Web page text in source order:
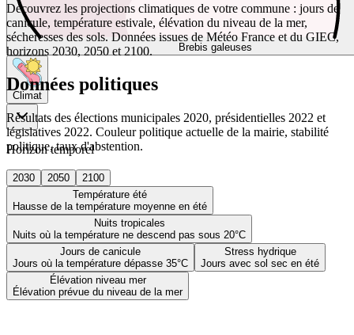
Brebis galeuses
Climat
Horizon temporel
2030 2050
2100
Température été
Hausse de la température moyenne en été
Nuits tropicales
Nuits où la température ne descend pas sous 20°C
Jours de canicule
Jours où la température dépasse 35°C
Stress hydrique
Jours avec sol sec en été
Élévation niveau mer
Élévation prévue du niveau de la mer
Découvrez les projections climatiques de votre commune : jours de
canicule, température estivale, élévation du niveau de la mer,
sécheresses des sols. Données issues de Météo France et du GIEC,
horizons 2030, 2050 et 2100.
Données politiques
Résultats des élections municipales 2020, présidentielles 2022 et
législatives 2022. Couleur politique actuelle de la mairie, stabilité
politique, taux d'abstention.